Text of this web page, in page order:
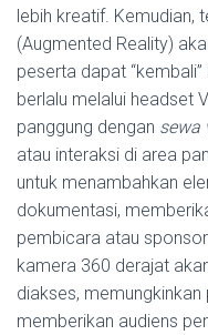
lebih kreatif. Kemudian,
(Augmented Reality)
peserta dapat
berlalu melalui headset
panggung dengan sewa
atau interaksi di area
untuk menambahkan
dokumentasi,
pembicara atau
kamera 360 derajat
diakses,
memberikan audiens